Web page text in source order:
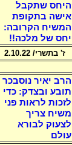
היחס שתקבל
אישה בתקופת
המשיח הקרובה:
יחס של מלכה!!
ז' בתשרי/ 2.10.22
הרב יאיר נוסבכר
תובע ובצדק: כדי
לזכות לראות פני
משיח צריך
לצעוק לבורא
עולם